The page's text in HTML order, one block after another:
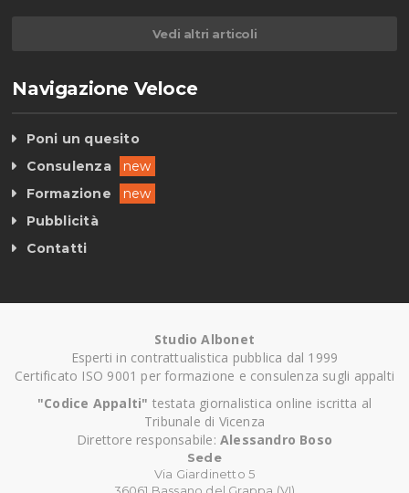
Vedi altri articoli
Navigazione Veloce
Poni un quesito
Consulenza
new
Formazione
new
Pubblicità
Contatti
Studio Albonet
Esperti in contrattualistica pubblica dal 1999
Certificato ISO 9001 per formazione e consulenza sugli appalti
"Codice Appalti" testata giornalistica online iscritta al
Tribunale di Vicenza
Direttore responsabile: Alessandro Boso
Sede
Via Giardinetto 5